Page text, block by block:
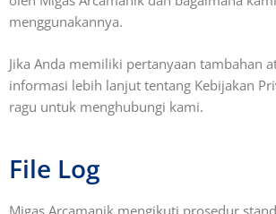
menggunakannya.
Jika Anda memiliki pertanyaan tambahan
informasi lebih lanjut tentang Kebijakan
ragu untuk menghubungi kami.
File Log
Migas Arcamanik mengikuti prosedur